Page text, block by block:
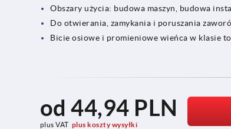
Obszary użycia: budowa maszyn, budowa
Do otwierania, zamykania i poruszania
Bicie osiowe i promieniowe wieńca w klasie
od44,94 PLN
plus VAT plus koszty wysyłki